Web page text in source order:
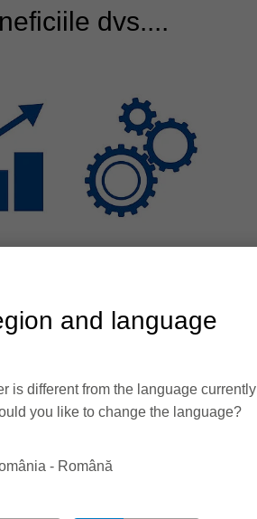
dvs....
&
pe mașină
and language
is different from the language currently
you like to change the language?
- Română